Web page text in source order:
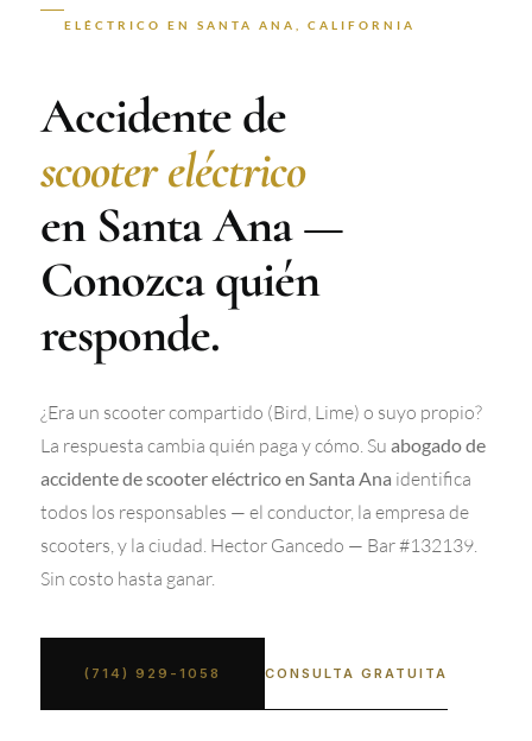
ELÉCTRICO EN SANTA ANA, CALIFORNIA
Accidente de
scooter eléctrico
en Santa Ana —
Conozca quién
responde.
¿Era un scooter compartido (Bird, Lime) o suyo propio?
La respuesta cambia quién paga y cómo. Su abogado de
accidente de scooter eléctrico en Santa Ana identifica
todos los responsables — el conductor, la empresa de
scooters, y la ciudad. Hector Gancedo — Bar #132139.
Sin costo hasta ganar.
(714) 929-1058 CONSULTA GRATUITA